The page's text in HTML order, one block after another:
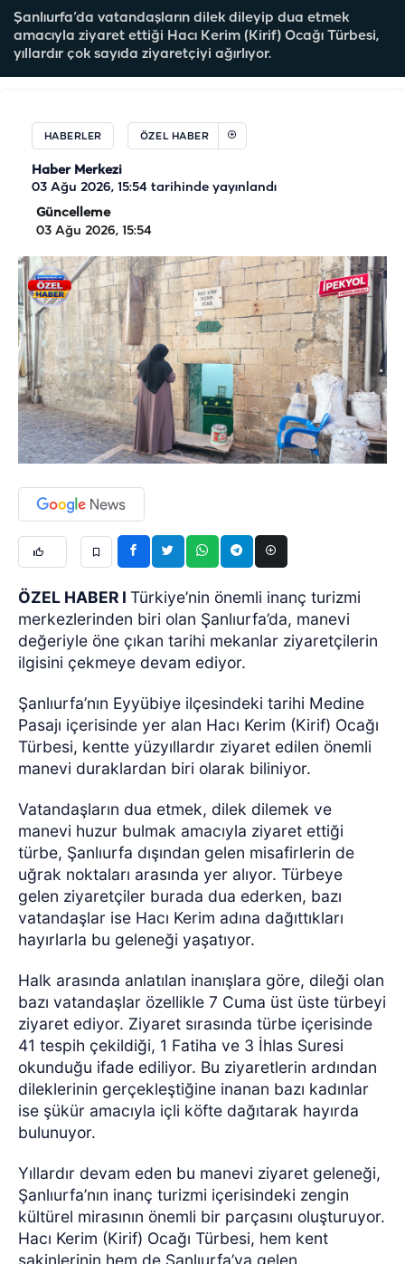
Şanlıurfa’da vatandaşların dilek dileyip dua etmek
amacıyla ziyaret ettiği Hacı Kerim (Kirif) Ocağı Türbesi,
yıllardır çok sayıda ziyaretçiyi ağırlıyor.
HABERLER ÖZEL HABER
Haber Merkezi
03 Ağu 2026, 15:54 tarihinde yayınlandı
Güncelleme
03 Ağu 2026, 15:54
ÖZEL HABER ITürkiye’nin önemli inanç turizmi
merkezlerinden biri olan Şanlıurfa’da, manevi
değeriyle öne çıkan tarihi mekanlar ziyaretçilerin
ilgisini çekmeye devam ediyor.
Şanlıurfa’nın Eyyübiye ilçesindeki tarihi Medine
Pasajı içerisinde yer alan Hacı Kerim (Kirif) Ocağı
Türbesi, kentte yüzyıllardır ziyaret edilen önemli
manevi duraklardan biri olarak biliniyor.
Vatandaşların dua etmek, dilek dilemek ve
manevi huzur bulmak amacıyla ziyaret ettiği
türbe, Şanlıurfa dışından gelen misafirlerin de
uğrak noktaları arasında yer alıyor. Türbeye
gelen ziyaretçiler burada dua ederken, bazı
vatandaşlar ise Hacı Kerim adına dağıttıkları
hayırlarla bu geleneği yaşatıyor.
Halk arasında anlatılan inanışlara göre, dileği olan
bazı vatandaşlar özellikle 7 Cuma üst üste türbeyi
ziyaret ediyor. Ziyaret sırasında türbe içerisinde
41 tespih çekildiği, 1 Fatiha ve 3 İhlas Suresi
okunduğu ifade ediliyor. Bu ziyaretlerin ardından
dileklerinin gerçekleştiğine inanan bazı kadınlar
ise şükür amacıyla içli köfte dağıtarak hayırda
bulunuyor.
Yıllardır devam eden bu manevi ziyaret geleneği,
Şanlıurfa’nın inanç turizmi içerisindeki zengin
kültürel mirasının önemli bir parçasını oluşturuyor.
Hacı Kerim (Kirif) Ocağı Türbesi, hem kent
sakinlerinin hem de Şanlıurfa’ya gelen